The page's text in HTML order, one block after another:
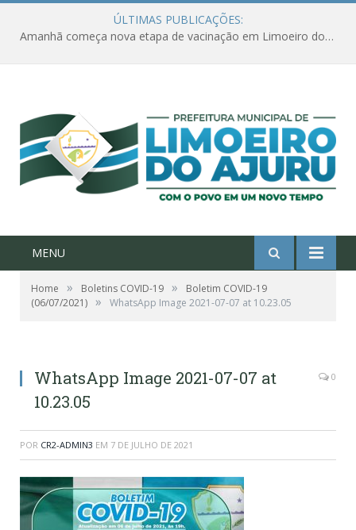
ÚLTIMAS PUBLICAÇÕES:
Amanhã começa nova etapa de vacinação em Limoeiro do Ajuru para idosos com 65 ou mais
MENU
Home » Boletins COVID-19 »
Boletim COVID-19
(06/07/2021) » WhatsApp Image 2021-07-07 at 10.23.05
WhatsApp Image 2021-07-07 at
10.23.05
0
POR CR2-ADMIN3 EM 7 DE JULHO DE 2021